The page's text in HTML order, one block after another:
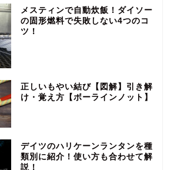
メスティンで自動炊飯！ダイソー
の固形燃料で失敗しない4つのコ
ツ！
正しいもやい結び【図解】引き解
け・覚え方【ボーラインノット】
デイツのハリケーンランタンを種
類別に紹介！使い方も合わせて解
説！